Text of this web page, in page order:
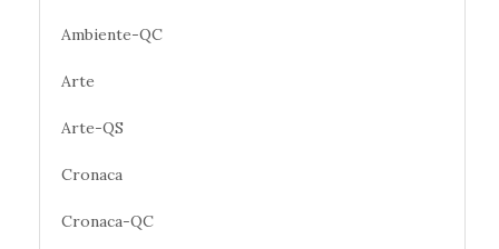
Ambiente-QC
Arte
Arte-QS
Cronaca
Cronaca-QC